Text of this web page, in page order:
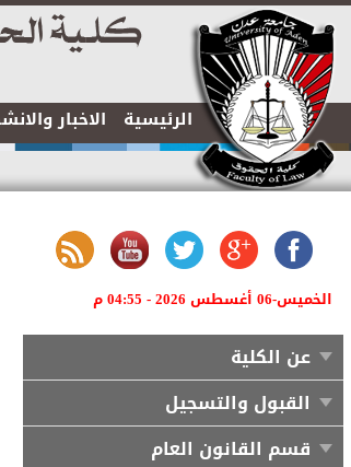
الرئيسية الاخبار
الخميس-06 أغسطس 2026 - 04:55 م
عن الكلية
القبول والتسجيل
قسم القانون العام